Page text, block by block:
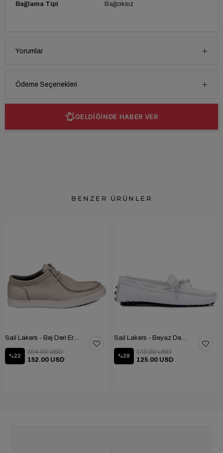
Bağlama Tipi Bağcıksız
Yorumlar
Ödeme Seçenekleri
GELDİĞİNDE HABER VER
BENZER ÜRÜNLER
Sail Lakers - Bej Deri Erkek Ayakkabı 101-2669-HE84
%22
152.00 USD
194.00 USD
Sail Lakers - Beyaz Deri Erkek Ayakkabı 101-3791-11169
%28
125.00 USD
173.00 USD